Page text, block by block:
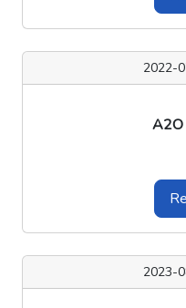
2022-
A2O
2023-